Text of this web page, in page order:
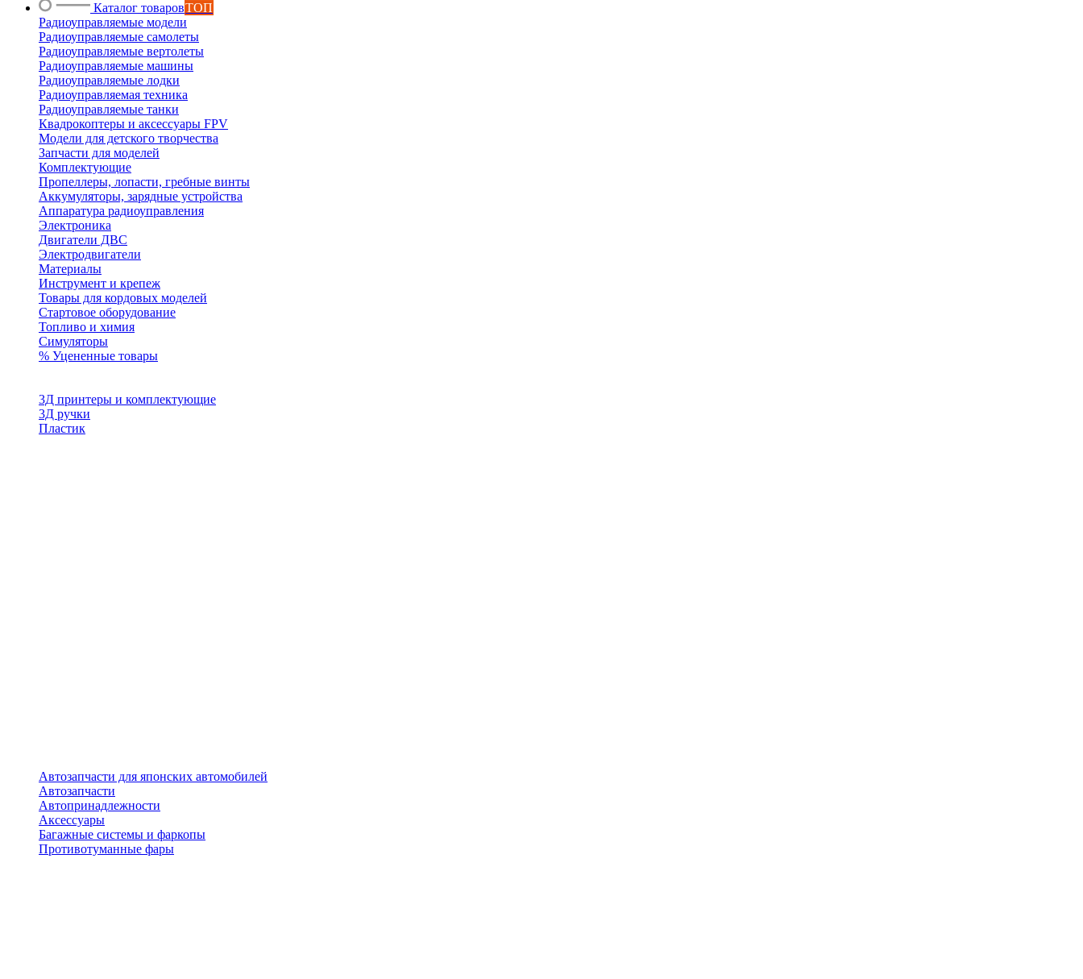
Каталог товаровТОП
Радиоуправляемые модели
Радиоуправляемые самолеты
Радиоуправляемые вертолеты
Радиоуправляемые машины
Радиоуправляемые лодки
Радиоуправляемая техника
Радиоуправляемые танки
Квадрокоптеры и аксессуары FPV
Модели для детского творчества
Запчасти для моделей
Комплектующие
Пропеллеры, лопасти, гребные винты
Аккумуляторы, зарядные устройства
Аппаратура радиоуправления
Электроника
Двигатели ДВС
Электродвигатели
Материалы
Инструмент и крепеж
Товары для кордовых моделей
Стартовое оборудование
Топливо и химия
Симуляторы
% Уцененные товары
3Д принтеры и комплектующие
3Д ручки
Пластик
Автозапчасти для японских автомобилей
Автозапчасти
Автопринадлежности
Аксессуары
Багажные системы и фаркопы
Противотуманные фары